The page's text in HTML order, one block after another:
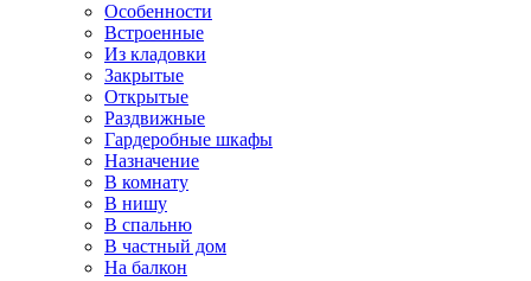
Особенности
Встроенные
Из кладовки
Закрытые
Открытые
Раздвижные
Гардеробные шкафы
Назначение
В комнату
В нишу
В спальню
В частный дом
На балкон